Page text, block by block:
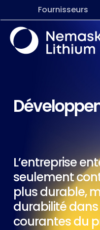
to
main
content
Fournisseurs
L’entreprise
seulement
plus durable,
durabilité
courantes du